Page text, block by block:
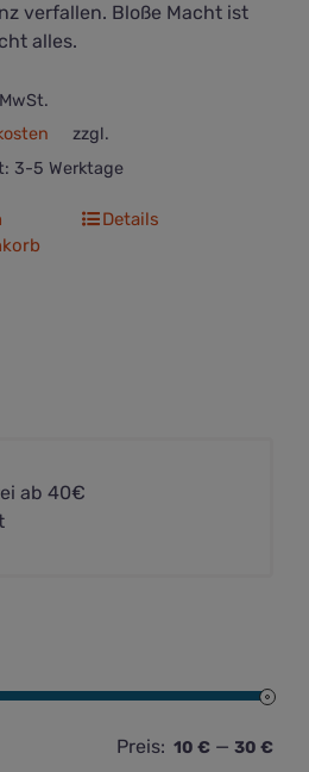
verfallen. Bloße Macht ist
alles.
zzgl.
3-5 Werktage
Details
ab 40€
Preis: 10 € — 30 €